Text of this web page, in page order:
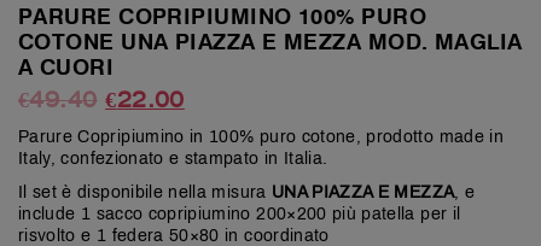
PARURE COPRIPIUMINO 100% PURO
COTONE UNA PIAZZA E MEZZA MOD. MAGLIA
A CUORI
€49.40 €22.00
Parure Copripiumino in 100% puro cotone, prodotto made in
Italy, confezionato e stampato in Italia.
Il set è disponibile nella misura UNA PIAZZA E MEZZA, e
include 1 sacco copripiumino 200×200 più patella per il
risvolto e 1 federa 50×80 in coordinato